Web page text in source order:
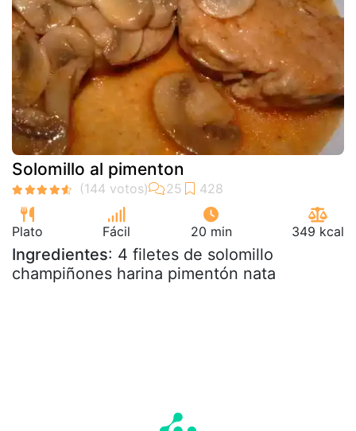
Solomillo al pimenton
Plato Fácil 20 min 349 kcal
Ingredientes: 4 filetes de solomillo
champiñones harina pimentón nata